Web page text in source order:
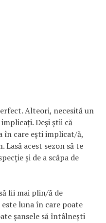
Alteori, necesită un
Deși știi că
în care ești implicat/ă,
Lasă acest sezon să te
și de a scăpa de
fii mai plin/ă de
luna în care poate
șansele să întâlnești